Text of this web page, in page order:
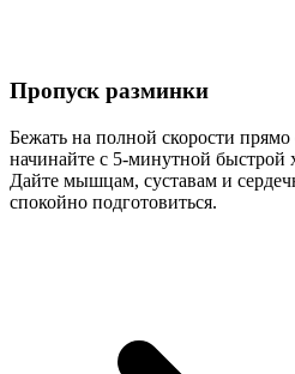
Пропуск разминки
Бежать на полной скорости прямо
начинайте с 5-минутной быстрой
Дайте мышцам, суставам и
спокойно подготовиться.